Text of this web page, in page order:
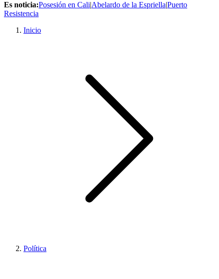
Es noticia:Posesión en Cali|Abelardo de la Espriella|Puerto
Resistencia
Inicio
Política